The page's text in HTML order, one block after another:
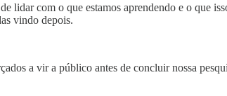
com o que estamos aprendendo e o que
vindo depois.
a vir a público antes de concluir nossa